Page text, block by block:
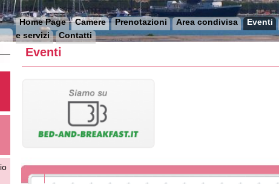
Page Camere Prenotazioni Area condivisa Eventi Dove siamo
Contatti